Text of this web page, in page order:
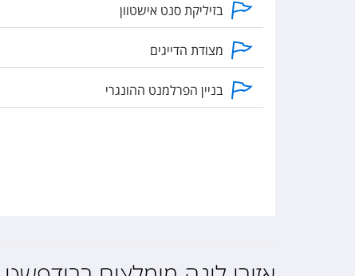
בזיליקת סנט אישטוון
מצודת הדייגים
בניין הפרלמנט ההונגרי